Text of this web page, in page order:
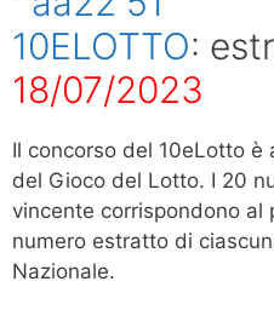
10ELOTTO:
18/07/2023
Il concorso del 10eLotto è
del Gioco del Lotto. I 20
vincente corrispondono al
numero estratto di
Nazionale.